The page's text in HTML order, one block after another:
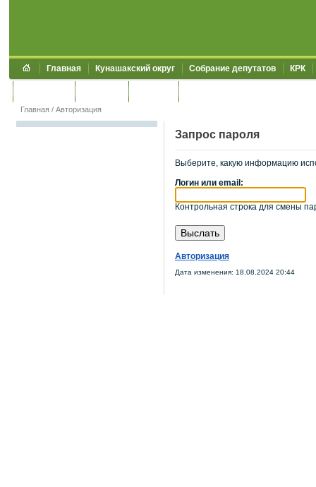
Главная Кунашакский округ Собрание депутатов КРК
Главная / Авторизация
Запрос пароля
Выберите, какую информацию
Логин или email:
Контрольная строка для смены
Авторизация
Дата изменения: 18.08.2024 20:44